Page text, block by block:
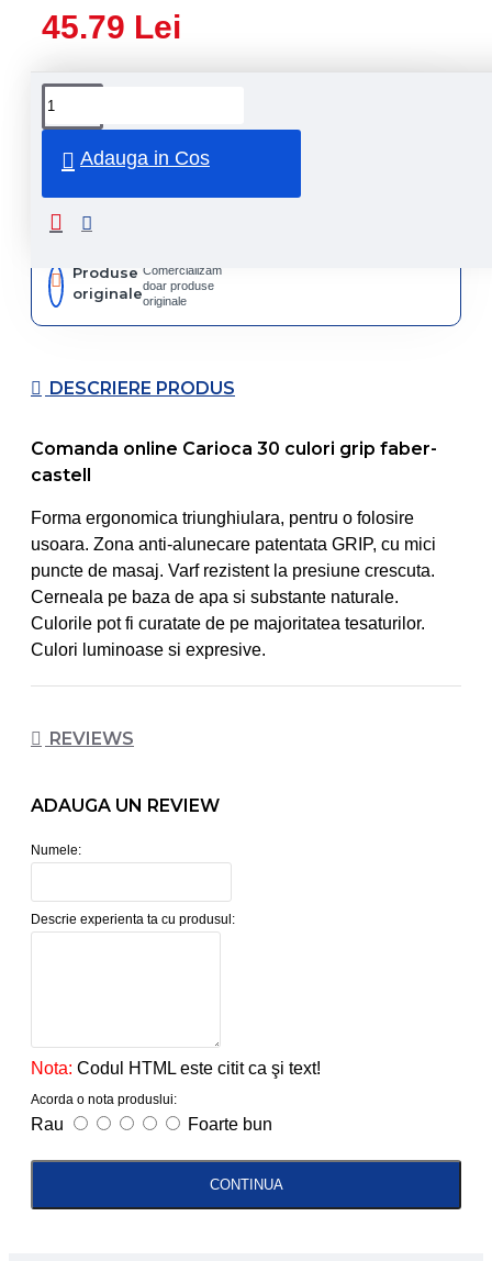
45.79 Lei
Adauga in Cos
curier
Produse
originale
Comercializam
doar produse
originale
DESCRIERE PRODUS
Comanda online Carioca 30 culori grip faber-
castell
Forma ergonomica triunghiulara, pentru o folosire
usoara. Zona anti-alunecare patentata GRIP, cu mici
puncte de masaj. Varf rezistent la presiune crescuta.
Cerneala pe baza de apa si substante naturale.
Culorile pot fi curatate de pe majoritatea tesaturilor.
Culori luminoase si expresive.
REVIEWS
ADAUGA UN REVIEW
Numele:
Descrie experienta ta cu produsul:
Nota: Codul HTML este citit ca şi text!
Acorda o nota produslui:
Rau Foarte bun
CONTINUA